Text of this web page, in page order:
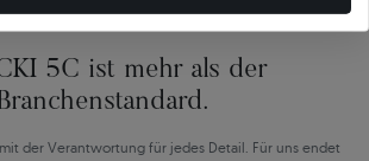
5C ist mehr als der
der Verantwortung für jedes Detail. Für uns endet